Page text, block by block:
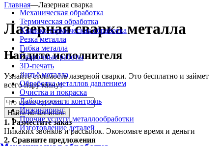
Механическая обработка
Термическая обработка
Химико-термическая обработка
Резка металла
Гибка металла
Сварочные работы
3D-печать
Литьё металла
Обработка металлов давлением
Очистка и покраска
Лаборатория и контроль
Инжиниринг
Прочие услуги металлообработки
Изготовление деталей
Главная—Лазерная сварка
Лазерная сварка металла
Найдите исполнителя
Узнайте стоимость лазерной сварки. Это бесплатно и займет
всего пару минут
Найти исполнителя
1. Разместите заказ
Никаких звонков и рассылок. Экономьте время и деньги
2. Сравните предложения